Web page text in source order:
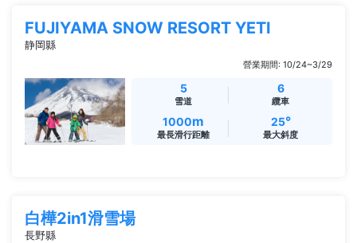
FUJIYAMA SNOW RESORT YETI
静岡縣
營業期間: 10/24~3/29
5
雪道
6
纜車
1000m
最長滑行距離
25°
最大斜度
白樺2in1滑雪場
長野縣